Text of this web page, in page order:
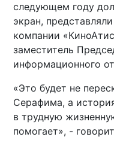
следующем году
экран,
компании
заместитель
информационного
«Это будет не
Серафима, а
в трудную
помогает», -